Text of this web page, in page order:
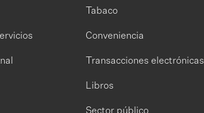
Tabaco
Conveniencia
Transacciones electrónicas
Libros